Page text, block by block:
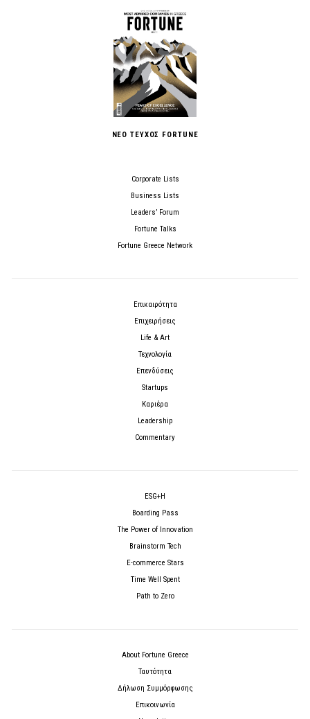
ΝΕΟ ΤΕΥΧΟΣ FORTUNE
Corporate Lists
Business Lists
Leaders’ Forum
Fortune Talks
Fortune Greece Network
Επικαιρότητα
Επιχειρήσεις
Life & Art
Τεχνολογία
Επενδύσεις
Startups
Καριέρα
Leadership
Commentary
ESG+H
Boarding Pass
The Power of Innovation
Brainstorm Tech
E-commerce Stars
Time Well Spent
Path to Zero
About Fortune Greece
Ταυτότητα
Δήλωση Συμμόρφωσης
Επικοινωνία